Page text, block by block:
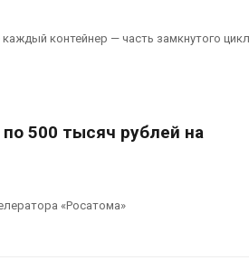
контейнер — часть замкнутого
500 тысяч рублей на
«Росатома»